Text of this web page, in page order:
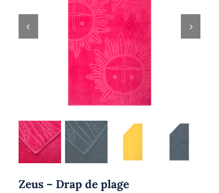
Zeus – Drap de plage